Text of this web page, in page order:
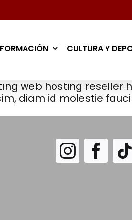
CULTURA Y
web hosting reseller
diam id molestie